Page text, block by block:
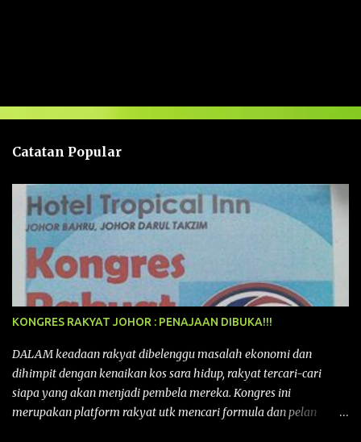
a
n
Catatan Popular
KONGRES RAKYAT JOHOR : PENAJAAN DIBUKA!!!
DALAM keadaan rakyat dibelenggu masalah ekonomi dan
dihimpit dengan kenaikan kos sara hidup, rakyat tercari-cari
siapa yang akan menjadi pembela mereka. Kongres ini
merupakan platform rakyat utk mencari formula dan pelan